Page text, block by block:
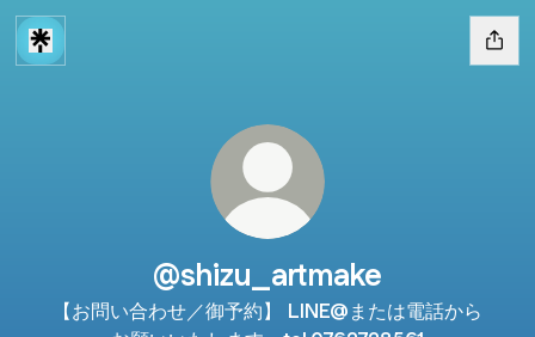
@shizu_artmake
【お問い合わせ／御予約】 LINE@または電話から